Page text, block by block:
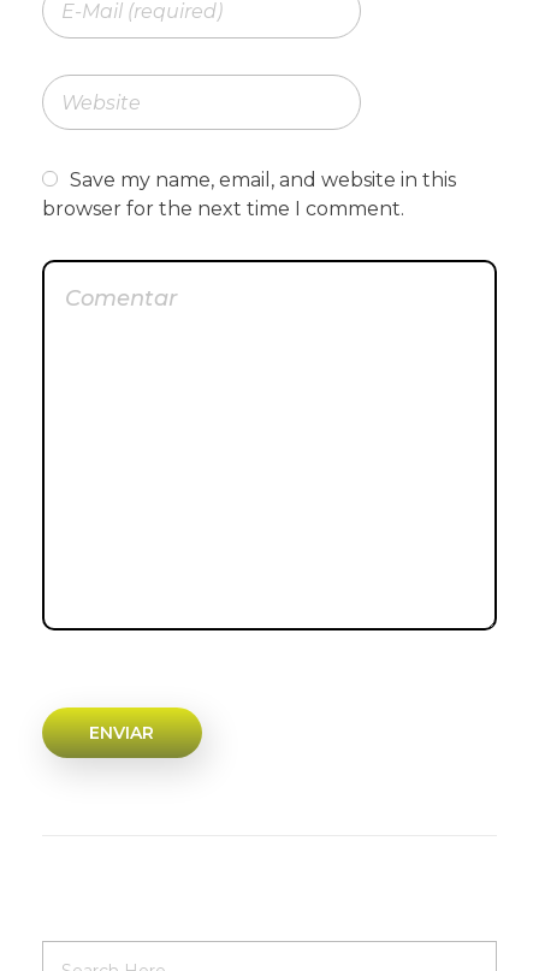
Save my name, email, and website in this
browser for the next time I comment.